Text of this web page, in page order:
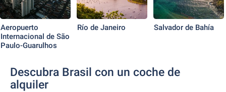
Aeropuerto
Internacional de São
Paulo-Guarulhos
Río de Janeiro Salvador de Bahía
Descubra Brasil con un coche de
alquiler